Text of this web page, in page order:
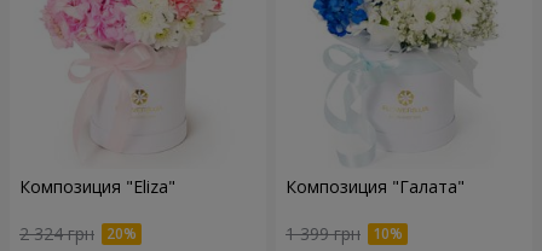
Композиция "Eliza"
2 324 грн
Композиция "Галата"
1 399 грн